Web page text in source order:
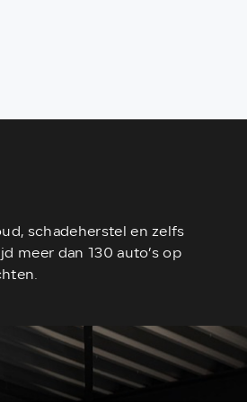
schadeherstel en zelfs
meer dan 130 auto’s op